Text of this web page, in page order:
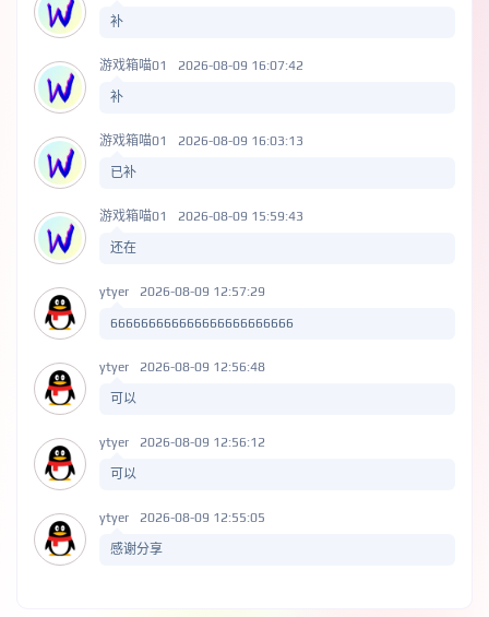
补
游戏箱喵01 2026-08-09 16:07:42
补
游戏箱喵01 2026-08-09 16:03:13
已补
游戏箱喵01 2026-08-09 15:59:43
还在
ytyer 2026-08-09 12:57:29
666666666666666666666666
ytyer 2026-08-09 12:56:48
可以
ytyer 2026-08-09 12:56:12
可以
ytyer 2026-08-09 12:55:05
感谢分享